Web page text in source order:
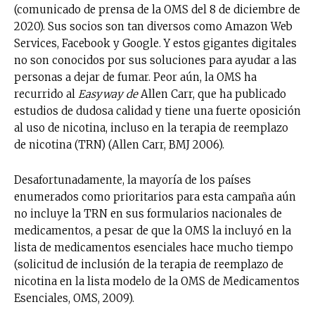
(comunicado de prensa de la OMS del 8 de diciembre de
2020). Sus socios son tan diversos como Amazon Web
Services, Facebook y Google. Y estos gigantes digitales
no son conocidos por sus soluciones para ayudar a las
personas a dejar de fumar. Peor aún, la OMS ha
recurrido al Easyway de Allen Carr, que ha publicado
estudios de dudosa calidad y tiene una fuerte oposición
al uso de nicotina, incluso en la terapia de reemplazo
de nicotina (TRN) (Allen Carr, BMJ 2006).
Desafortunadamente, la mayoría de los países
enumerados como prioritarios para esta campaña aún
no incluye la TRN en sus formularios nacionales de
medicamentos, a pesar de que la OMS la incluyó en la
lista de medicamentos esenciales hace mucho tiempo
(solicitud de inclusión de la terapia de reemplazo de
nicotina en la lista modelo de la OMS de Medicamentos
Esenciales, OMS, 2009).